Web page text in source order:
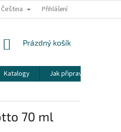
ZBOŽÍ KORESPONDENČNÍ
Čeština Přihlášení
NÁKUPNÍ
Prázdný košík
Katalogy
Jak připravit espresso
70 ml